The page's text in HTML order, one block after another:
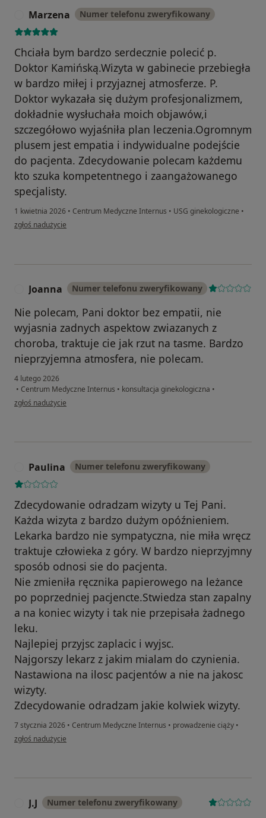
Marzena Numer telefonu zweryfikowany
Chciała bym bardzo serdecznie polecić p.
Doktor Kamińską.Wizyta w gabinecie przebiegła
w bardzo miłej i przyjaznej atmosferze. P.
Doktor wykazała się dużym profesjonalizmem,
dokładnie wysłuchała moich objawów,i
szczegółowo wyjaśniła plan leczenia.Ogromnym
plusem jest empatia i indywidualne podejście
do pacjenta. Zdecydowanie polecam każdemu
kto szuka kompetentnego i zaangażowanego
specjalisty.
1 kwietnia 2026 • Centrum Medyczne Internus • USG ginekologiczne •
w opinii użytkownika Marzena
zgłoś nadużycie
Joanna Numer telefonu zweryfikowany
Nie polecam, Pani doktor bez empatii, nie
wyjasnia zadnych aspektow zwiazanych z
choroba, traktuje cie jak rzut na tasme. Bardzo
nieprzyjemna atmosfera, nie polecam.
4 lutego 2026
• Centrum Medyczne Internus • konsultacja ginekologiczna •
w opinii użytkownika Joanna
zgłoś nadużycie
Paulina Numer telefonu zweryfikowany
Zdecydowanie odradzam wizyty u Tej Pani.
Każda wizyta z bardzo dużym opóźnieniem.
Lekarka bardzo nie sympatyczna, nie miła wręcz
traktuje człowieka z góry. W bardzo nieprzyjmny
sposób odnosi sie do pacjenta.
Nie zmieniła ręcznika papierowego na leżance
po poprzedniej pacjencte.Stwiedza stan zapalny
a na koniec wizyty i tak nie przepisała żadnego
leku.
Najlepiej przyjsc zaplacic i wyjsc.
Najgorszy lekarz z jakim mialam do czynienia.
Nastawiona na ilosc pacjentów a nie na jakosc
wizyty.
Zdecydowanie odradzam jakie kolwiek wizyty.
7 stycznia 2026 • Centrum Medyczne Internus • prowadzenie ciąży •
w opinii użytkownika Paulina
zgłoś nadużycie
J.J Numer telefonu zweryfikowany